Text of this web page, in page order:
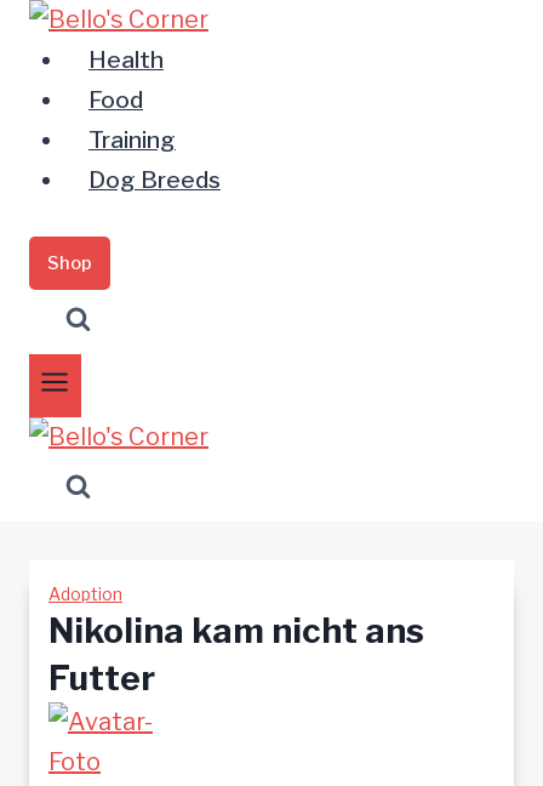
Zum
Inhalt
springen
Health
Food
Training
Dog Breeds
Shop
Adoption
Nikolina kam nicht ans
Futter